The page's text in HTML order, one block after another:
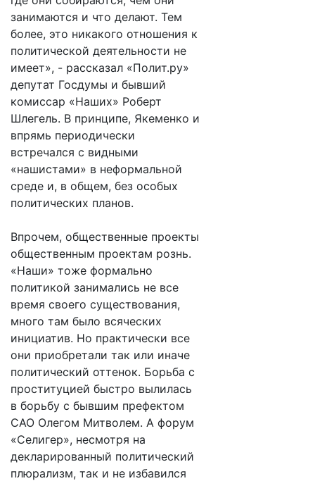
занимаются и что делают. Тем
более, это никакого отношения к
политической деятельности не
имеет», - рассказал «Полит.ру»
депутат Госдумы и бывший
комиссар «Наших» Роберт
Шлегель. В принципе, Якеменко и
впрямь периодически
встречался с видными
«нашистами» в неформальной
среде и, в общем, без особых
политических планов.
Впрочем, общественные проекты
общественным проектам рознь.
«Наши» тоже формально
политикой занимались не все
время своего существования,
много там было всяческих
инициатив. Но практически все
они приобретали так или иначе
политический оттенок. Борьба с
проституцией быстро вылилась
в борьбу с бывшим префектом
САО Олегом Митволем. А форум
«Селигер», несмотря на
декларированный политический
плюрализм, так и не избавился